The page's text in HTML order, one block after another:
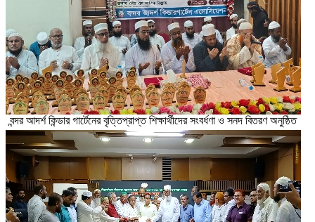
বন্দর আদর্শ কিন্ডার গার্টেনের বৃত্তিপ্রাপ্ত শিক্ষার্থীদের সংবর্ধণা ও সনদ বিতরণ অনুষ্ঠিত